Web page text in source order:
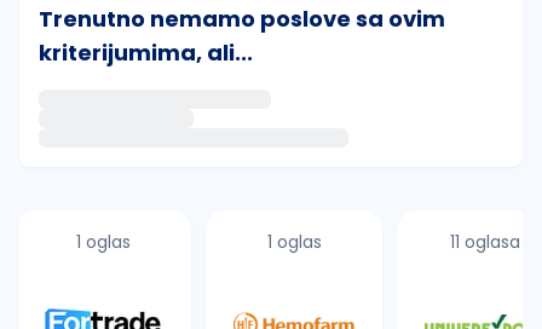
Trenutno nemamo poslove sa ovim
kriterijumima, ali...
1 oglas 1 oglas 11 oglasa